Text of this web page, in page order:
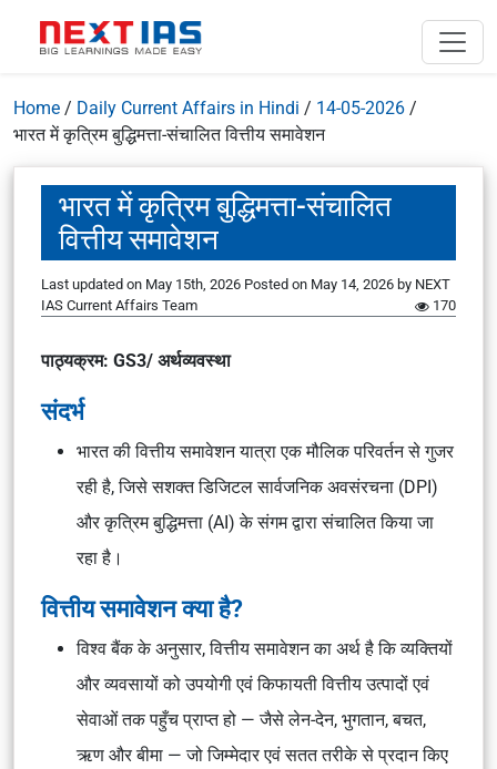
Home / Daily Current Affairs in Hindi / 14-05-2026 /
भारत में कृत्रिम बुद्धिमत्ता-संचालित वित्तीय समावेशन
भारत में कृत्रिम बुद्धिमत्ता-संचालित
वित्तीय समावेशन
Last updated on May 15th, 2026 Posted on May 14, 2026 by NEXT
IAS Current Affairs Team
170
पाठ्यक्रम: GS3/ अर्थव्यवस्था
संदर्भ
भारत की वित्तीय समावेशन यात्रा एक मौलिक परिवर्तन से गुजर
रही है, जिसे सशक्त डिजिटल सार्वजनिक अवसंरचना (DPI)
और कृत्रिम बुद्धिमत्ता (AI) के संगम द्वारा संचालित किया जा
रहा है।
वित्तीय समावेशन क्या है?
विश्व बैंक के अनुसार, वित्तीय समावेशन का अर्थ है कि व्यक्तियों
और व्यवसायों को उपयोगी एवं किफायती वित्तीय उत्पादों एवं
सेवाओं तक पहुँच प्राप्त हो — जैसे लेन-देन, भुगतान, बचत,
ऋण और बीमा — जो जिम्मेदार एवं सतत तरीके से प्रदान किए